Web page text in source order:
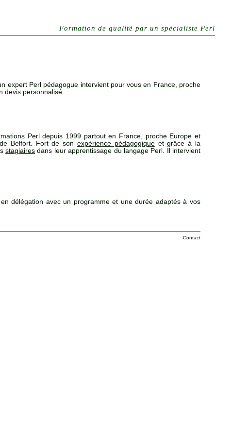
Formation de qualité par un spécialiste Perl
expert Perl pédagogue intervient pour vous en France, proche
devis personnalisé.
Perl depuis 1999 partout en France, proche Europe et
Belfort. Fort de son expérience pédagogiqueet grâce à la
stagiaires dans leur apprentissage du langage Perl. Il intervient
délégation avec un programme et une durée adaptés à vos
Contact